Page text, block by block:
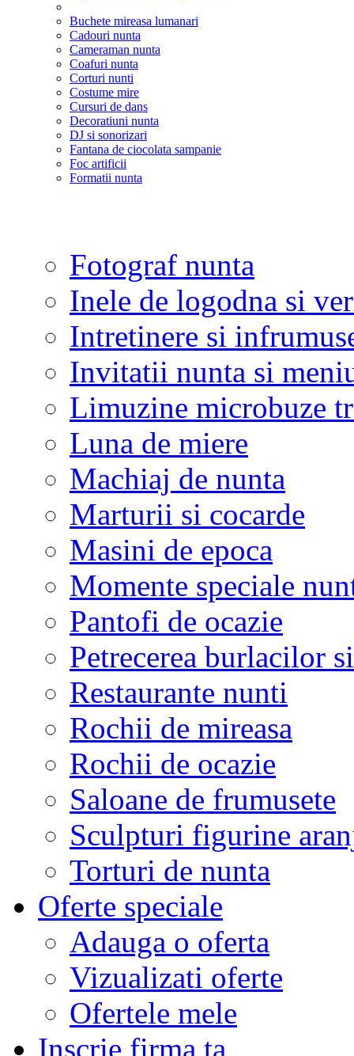
Buchete mireasa lumanari
Cadouri nunta
Cameraman nunta
Coafuri nunta
Corturi nunti
Costume mire
Cursuri de dans
Decoratiuni nunta
DJ si sonorizari
Fantana de ciocolata sampanie
Foc artificii
Formatii nunta
Fotograf nunta
Inele de logodna si
Intretinere si
Invitatii nunta si
Limuzine microbuze
Luna de miere
Machiaj de nunta
Marturii si cocarde
Masini de epoca
Momente speciale
Pantofi de ocazie
Petrecerea burlacilor
Restaurante nunti
Rochii de mireasa
Rochii de ocazie
Saloane de frumusete
Sculpturi figurine
Torturi de nunta
Oferte speciale
Adauga o oferta
Vizualizati oferte
Ofertele mele
Inscrie firma ta